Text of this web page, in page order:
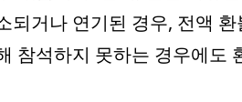
되거나 연기된 경우, 전액
참석하지 못하는 경우에도